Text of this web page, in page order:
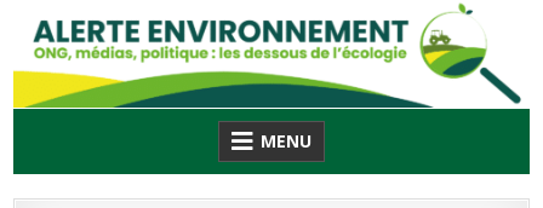
content
MENU